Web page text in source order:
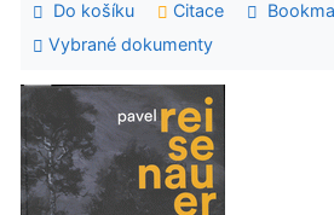
Do košíku Citace
Vybrané dokumenty